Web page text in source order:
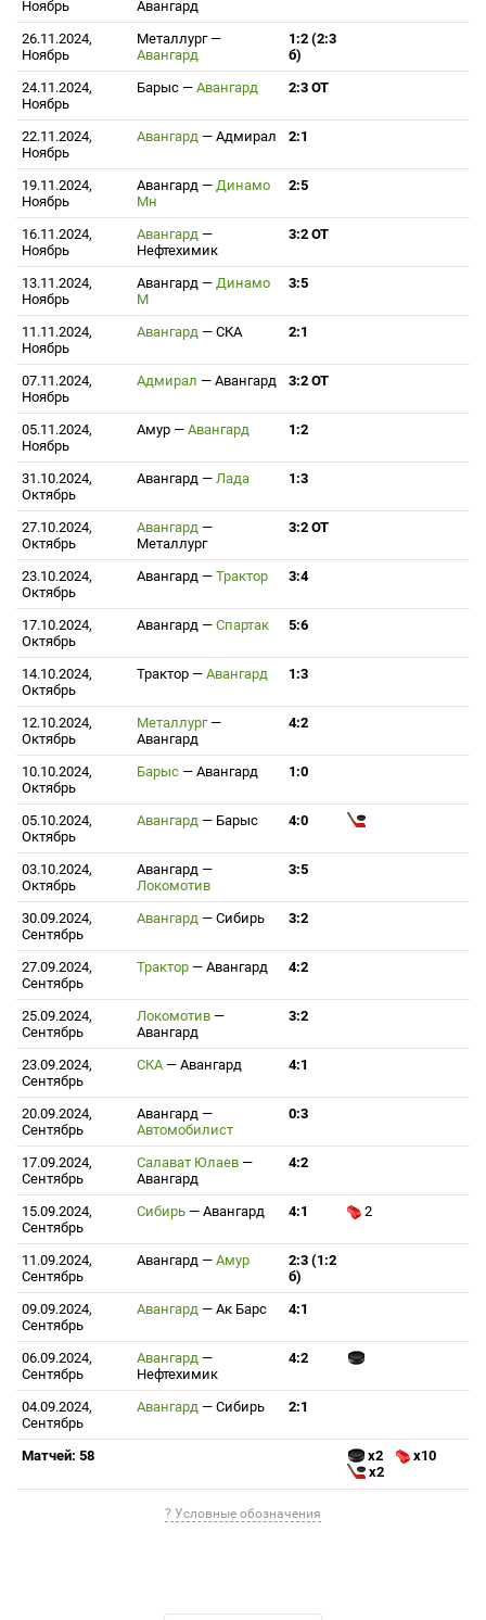
Ноябрь
Авангард
26.11.2024,
Ноябрь
Металлург —
Авангард
1:2 (2:3
б)
24.11.2024,
Ноябрь
Барыс — Авангард 2:3 ОТ
22.11.2024,
Ноябрь
Авангард — Адмирал 2:1
19.11.2024,
Ноябрь
Авангард — Динамо
Мн
2:5
16.11.2024,
Ноябрь
Авангард —
Нефтехимик
3:2 ОТ
13.11.2024,
Ноябрь
Авангард — Динамо
М
3:5
11.11.2024,
Ноябрь
Авангард — СКА 2:1
07.11.2024,
Ноябрь
Адмирал — Авангард 3:2 ОТ
05.11.2024,
Ноябрь
Амур — Авангард 1:2
31.10.2024,
Октябрь
Авангард — Лада 1:3
27.10.2024,
Октябрь
Авангард —
Металлург
3:2 ОТ
23.10.2024,
Октябрь
Авангард — Трактор 3:4
17.10.2024,
Октябрь
Авангард — Спартак 5:6
14.10.2024,
Октябрь
Трактор — Авангард 1:3
12.10.2024,
Октябрь
Металлург —
Авангард
4:2
10.10.2024,
Октябрь
Барыс — Авангард 1:0
05.10.2024,
Октябрь
Авангард — Барыс 4:0
03.10.2024,
Октябрь
Авангард —
Локомотив
3:5
30.09.2024,
Сентябрь
Авангард — Сибирь 3:2
27.09.2024,
Сентябрь
Трактор — Авангард 4:2
25.09.2024,
Сентябрь
Локомотив —
Авангард
3:2
23.09.2024,
Сентябрь
СКА — Авангард 4:1
20.09.2024,
Сентябрь
Авангард —
Автомобилист
0:3
17.09.2024,
Сентябрь
Салават Юлаев —
Авангард
4:2
15.09.2024,
Сентябрь
Сибирь — Авангард 4:1 2
11.09.2024,
Сентябрь
Авангард — Амур
2:3 (1:2
б)
09.09.2024,
Сентябрь
Авангард — Ак Барс 4:1
06.09.2024,
Сентябрь
Авангард —
Нефтехимик
4:2
04.09.2024,
Сентябрь
Авангард — Сибирь 2:1
Матчей: 58 x2
x10
x2
? Условные обозначения